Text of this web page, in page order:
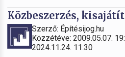
Közbeszerzés,
Szerző: Építésijog.hu
Közzétéve: 2009.05.07.
2024.11.24. 11:30